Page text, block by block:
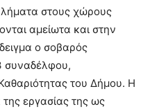
στους χώρους
αμείωτα και στην
ο σοβαρός
συναδέλφου,
του Δήμου. Η
εργασίας της ως